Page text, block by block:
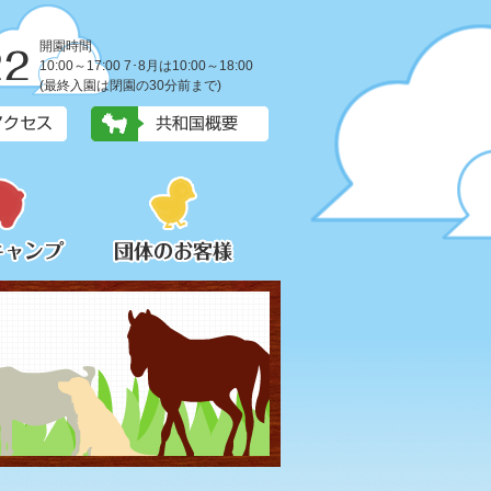
開園時間
10:00～17:00 7･8月は10:00～18:00
(最終入園は閉園の30分前まで)